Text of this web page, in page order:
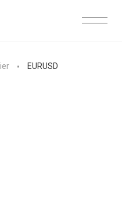
EURUSD